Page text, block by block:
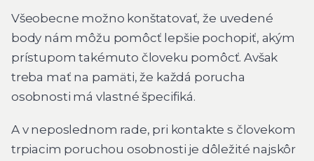
Všeobecne možno konštatovať, že uvedené
body nám môžu pomôcť lepšie pochopiť, akým
prístupom takémuto človeku pomôcť. Avšak
treba mať na pamäti, že každá porucha
osobnosti má vlastné špecifiká.
A v neposlednom rade, pri kontakte s človekom
trpiacim poruchou osobnosti je dôležité najskôr